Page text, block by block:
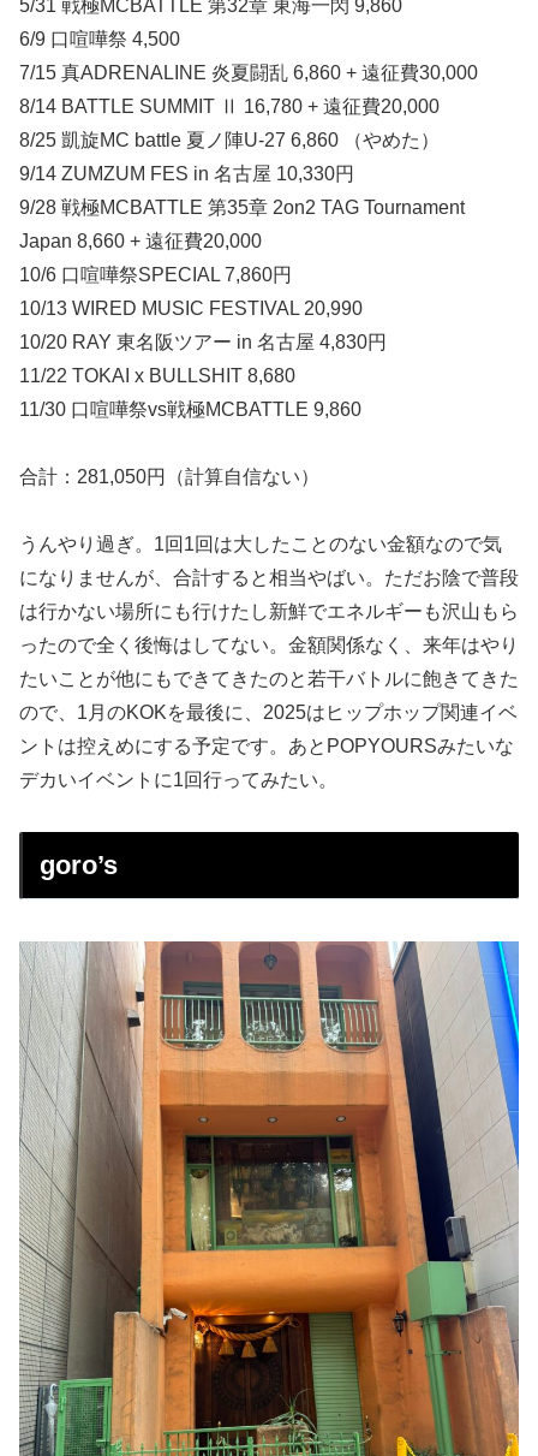
5/31 戦極MCBATTLE 第32章 東海一閃 9,860
6/9 口喧嘩祭 4,500
7/15 真ADRENALINE 炎夏闘乱 6,860 + 遠征費30,000
8/14 BATTLE SUMMIT Ⅱ 16,780 + 遠征費20,000
8/25 凱旋MC battle 夏ノ陣U-27 6,860 （やめた）
9/14 ZUMZUM FES in 名古屋 10,330円
9/28 戦極MCBATTLE 第35章 2on2 TAG Tournament
Japan 8,660 + 遠征費20,000
10/6 口喧嘩祭SPECIAL 7,860円
10/13 WIRED MUSIC FESTIVAL 20,990
10/20 RAY 東名阪ツアー in 名古屋 4,830円
11/22 TOKAI x BULLSHIT 8,680
11/30 口喧嘩祭vs戦極MCBATTLE 9,860
合計：281,050円（計算自信ない）
うんやり過ぎ。1回1回は大したことのない金額なので気
になりませんが、合計すると相当やばい。ただお陰で普段
は行かない場所にも行けたし新鮮でエネルギーも沢山もら
ったので全く後悔はしてない。金額関係なく、来年はやり
たいことが他にもできてきたのと若干バトルに飽きてきた
ので、1月のKOKを最後に、2025はヒップホップ関連イベ
ントは控えめにする予定です。あとPOPYOURSみたいな
デカいイベントに1回行ってみたい。
goro’s